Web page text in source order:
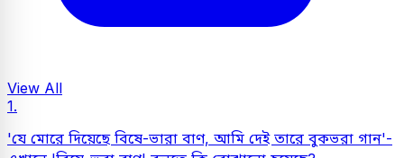
View All
1.
'যে মোরে দিয়েছে বিষে-ভারা বাণ, আমি দেই তারে বুকভরা গান'-